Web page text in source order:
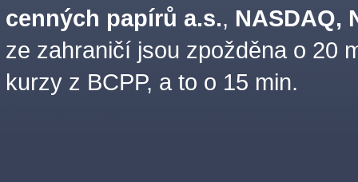
cenných papírů a.s., NASDAQ,
ze zahraničí jsou zpožděna o 20
kurzy z BCPP, a to o 15 min.